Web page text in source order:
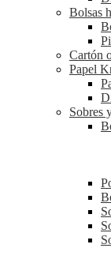
Bolsas
Cartón
Papel
Sobres